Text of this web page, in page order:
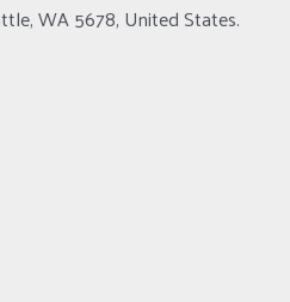
WA 5678, United States.